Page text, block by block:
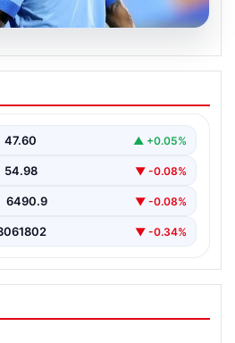
Neymar’ın
coşkusu ve sahadaki
47.60 ▲ +0.05%
54.98 ▼ -0.08%
6490.9 ▼ -0.08%
▼ -0.34%